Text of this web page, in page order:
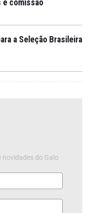
e comissão
a Seleção Brasileira
novidades do Galo